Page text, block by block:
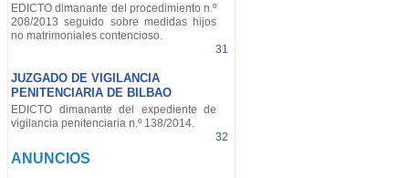
EDICTO dimanante del procedimiento n.º
208/2013 seguido sobre medidas hijos
no matrimoniales contencioso.
31
JUZGADO DE VIGILANCIA
PENITENCIARIA DE BILBAO
EDICTO dimanante del expediente de
vigilancia penitenciaria n.º 138/2014.
32
ANUNCIOS